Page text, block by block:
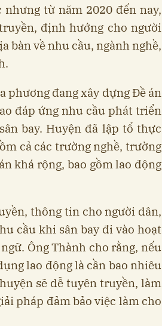
từ năm 2020 đến nay,
định hướng cho người
bàn về nhu cầu, ngành nghề,
phương đang xây dựng Đề án
đáp ứng nhu cầu phát triển
bay. Huyện đã lập tổ thực
cả các trường nghề, trường
khá rộng, bao gồm lao động
thông tin cho người dân,
cầu khi sân bay đi vào hoạt
Ông Thành cho rằng, nếu
lao động là cần bao nhiêu
sẽ dễ tuyên truyền, làm
pháp đảm bảo việc làm cho